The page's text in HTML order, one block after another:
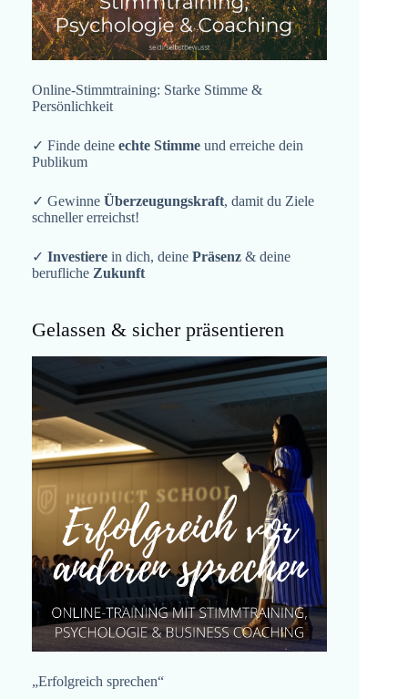
Online-Stimmtraining: Starke Stimme &
Persönlichkeit
✓ Finde deine echte Stimme und erreiche dein
Publikum
✓ Gewinne Überzeugungskraft, damit du Ziele
schneller erreichst!
✓ Investiere in dich, deine Präsenz & deine
berufliche Zukunft
Gelassen & sicher präsentieren
„Erfolgreich sprechen“